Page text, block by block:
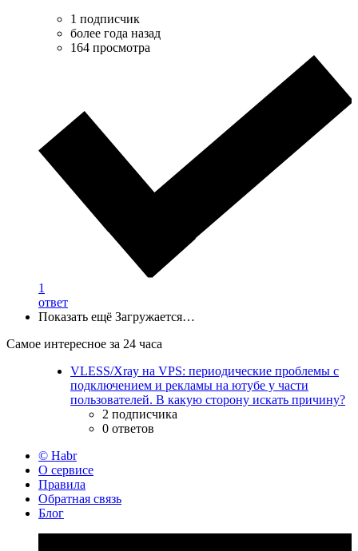
1 подписчик
более года назад
164 просмотра
1
ответ
Показать ещё Загружается…
Самое интересное за 24 часа
VLESS/Xray на VPS: периодические проблемы с
подключением и рекламы на ютубе у части
пользователей. В какую сторону искать причину?
2 подписчика
0 ответов
© Habr
О сервисе
Правила
Обратная связь
Блог